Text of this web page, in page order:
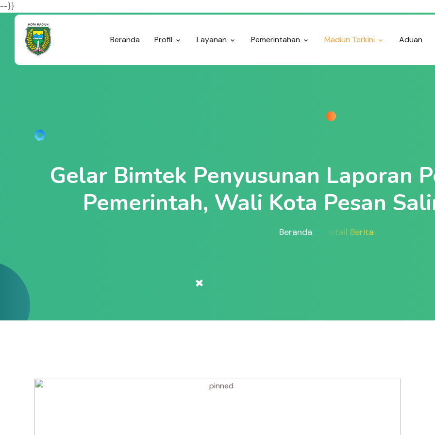
--}}
Beranda Profil Layanan Pemerintahan Madiun Terkini Aduan
Gelar Bimtek Penyusunan Laporan
Pemerintah, Wali Kota Pesan
Beranda Detail Berita